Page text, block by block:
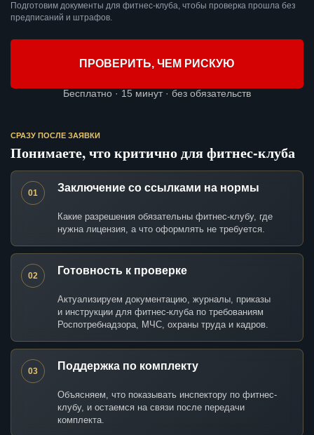
Подготовим документы для фитнес-клуба, чтобы проверка прошла без
предписаний и штрафов.
ПРОВЕРИТЬ, ЧЕМ РИСКУЮ
Бесплатно · 15 минут · без обязательств
СРАЗУ ПОСЛЕ ЗАЯВКИ
Понимаете, что критично для фитнес-клуба
01 Заключение со ссылками на нормы
Какие разрешения обязательны фитнес-клубу, где
нужна лицензия, а что оформлять не требуется.
02 Готовность к проверке
Актуализируем документацию, журналы, приказы
и инструкции для фитнес-клуба по требованиям
Роспотребнадзора, МЧС, охраны труда и кадров.
03 Поддержка по комплекту
Объясняем, что показывать инспектору по фитнес-
клубу, и остаемся на связи после передачи
комплекта.